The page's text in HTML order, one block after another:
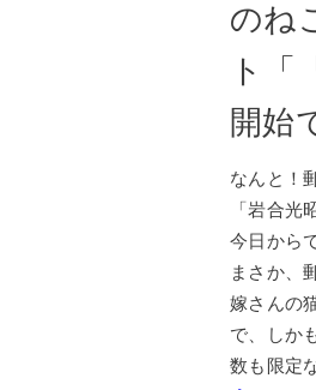
のね
ト「
開始
なんと！
「岩合光
今日から
まさか、
嫁さんの
で、しか
数も限定